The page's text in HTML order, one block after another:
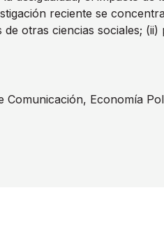
reciente se
otras ciencias sociales;
Comunicación, Economía